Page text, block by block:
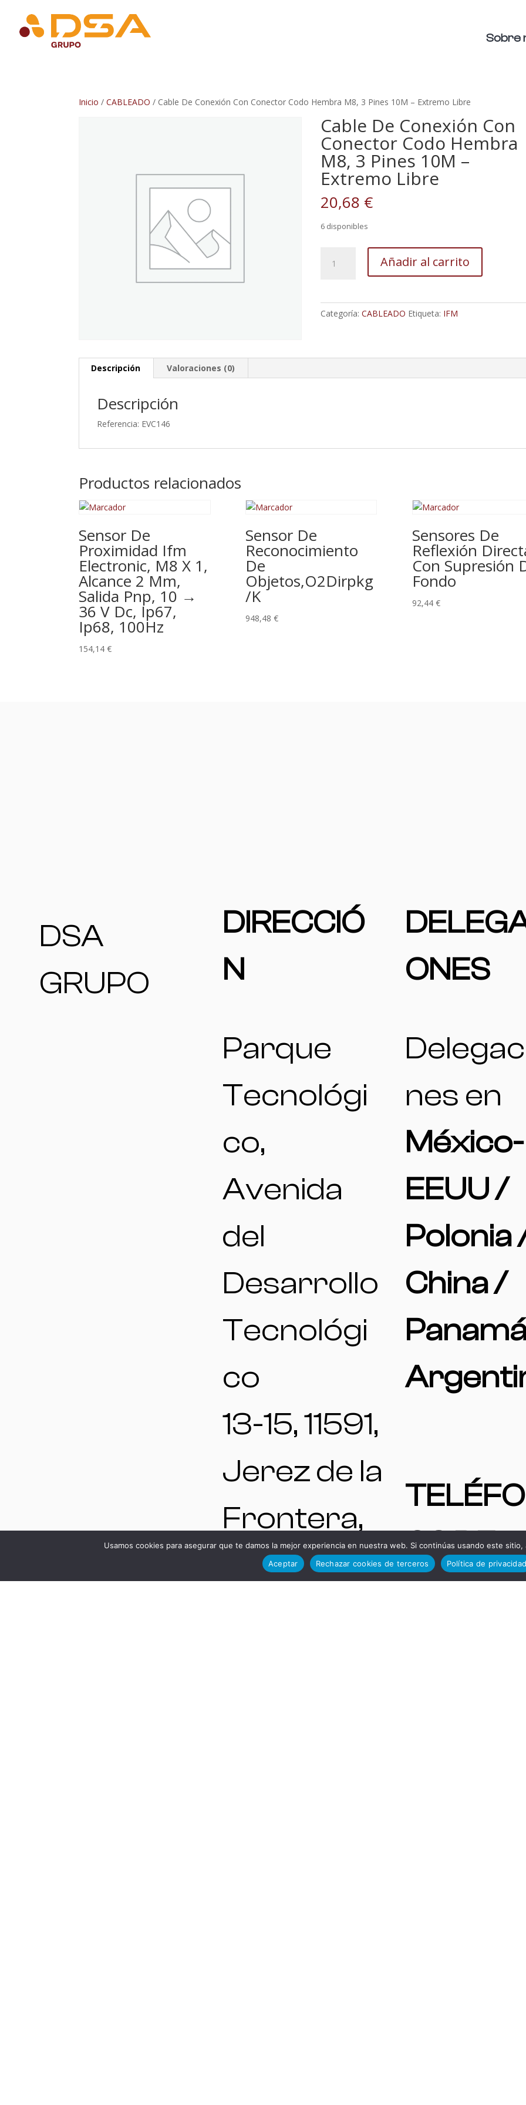
Sobre
Inicio /CABLEADO / Cable De Conexión Con Conector Codo Hembra M8, 3 Pines 10M – Extremo Libre
Cable De Conexión Con
Conector Codo Hembra
M8, 3 Pines 10M –
Extremo Libre
20,68 €
6 disponibles
Conector
Codo
3
Pines
Añadir al carrito
Categoría:CABLEADO Etiqueta: IFM
Descripción Valoraciones (0)
Descripción
Referencia: EVC146
Productos relacionados
Sensor De
Proximidad Ifm
Electronic, M8 X 1,
Alcance 2 Mm,
Salida Pnp, 10 →
36 V Dc, Ip67,
Ip68, 100Hz
154,14€
Sensor De
Reconocimiento
De
Objetos,O2Dirpkg
/K
948,48 €
Sensores De
Reflexión
Con Supresión
Fondo
92,44 €
DSA
GRUPO
DIRECCIÓ
N
Parque
Tecnológi
co,
Avenida
del
Desarrollo
Tecnológi
co
13-15, 11591,
Jerez de la
Frontera,
Cádiz,
ONES
nes en
México-
EEUU /
Polonia
China /
OS DE
Usamos cookies para asegurar que te damos la mejor experiencia en nuestra web. Si continúas usando este
Aceptar
Rechazar cookies de terceros Política de